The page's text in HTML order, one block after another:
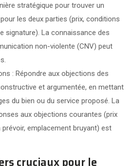
stratégique pour trouver un
les deux parties (prix, conditions
signature). La connaissance des
non-violente (CNV) peut
: Répondre aux objections des
et argumentée, en mettant
du bien ou du service proposé. La
aux objections courantes (prix
prévoir, emplacement bruyant) est
cruciaux pour le